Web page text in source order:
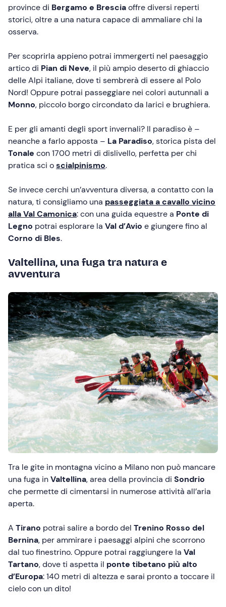
province di Bergamo e Bresciaoffre diversi reperti
storici, oltre a una natura capace di ammaliare chi la
osserva.
Per scoprirla appieno potrai immergerti nel paesaggio
artico di Pian di Neve, il più ampio deserto di ghiaccio
delle Alpi italiane, dove ti sembrerà di essere al Polo
Nord! Oppure potrai passeggiare nei colori autunnali a
Monno, piccolo borgo circondato da larici e brughiera.
E per gli amanti degli sport invernali? Il paradiso è –
neanche a farlo apposta – La Paradiso, storica pista del
Tonale con 1700 metri di dislivello, perfetta per chi
pratica sci oscialpinismo.
Se invece cerchi un’avventura diversa, a contatto con la
natura, ti consigliamo una passeggiata a cavallo vicino
alla Val Camonica: con una guida equestre a Ponte di
Legno potrai esplorare la Val d’Avio e giungere fino al
Corno di Bles.
Valtellina, una fuga tra natura e
avventura
Tra le gite in montagna vicino a Milano non può mancare
una fuga inValtellina, area della provincia di Sondrio
che permette di cimentarsi in numerose attività all’aria
aperta.
A Tirano potrai salire a bordo del Trenino Rosso del
Bernina, per ammirare i paesaggi alpini che scorrono
dal tuo finestrino. Oppure potrai raggiungere la Val
Tartano, dove ti aspetta il ponte tibetano più alto
d’Europa: 140 metri di altezza e sarai pronto a toccare il
cielo con un dito!